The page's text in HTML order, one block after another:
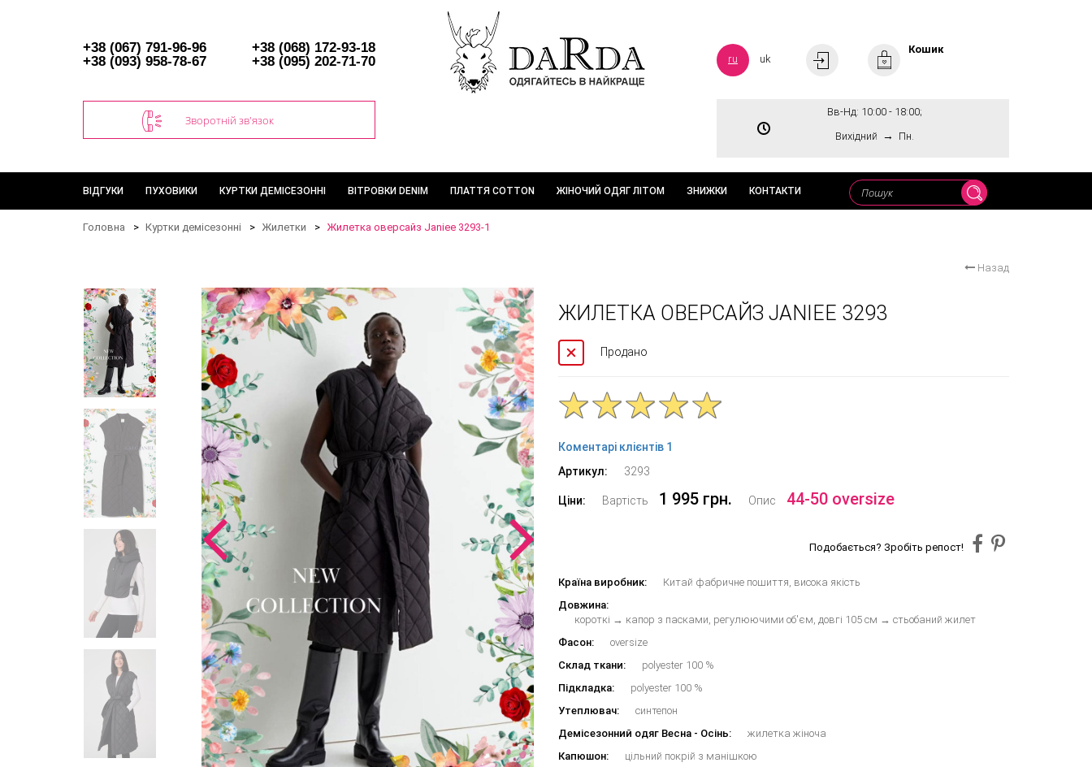
+38 (067) 791-96-96
+38 (068) 172-93-18
+38 (093) 958-78-67
+38 (095) 202-71-70
Зворотній зв'язок
ru uk
Кошик
Вв-Нд: 10:00 - 18:00;
Вихідний → Пн.
ВІДГУКИ ПУХОВИКИ КУРТКИ ДЕМІСЕЗОННІ ВІТРОВКИ DENIM ПЛАТТЯ COTTON ЖІНОЧИЙ ОДЯГ ЛІТОМ ЗНИЖКИ КОНТАКТИ
Головна Куртки демісезонні Жилетки Жилетка оверсайз Janiee 3293-1
Назад
ЖИЛЕТКА ОВЕРСАЙЗ JANIEE 3293
Продано
Коментарі клієнтів 1
Артикул:
3293
Ціни: Вартість 1 995 грн. Опис 44-50 oversize
Подобається? Зробіть репост!
Країна виробник:
Китай фабричне пошиття, висока якість
Довжина:
короткі → капор з пасками, регулюючими об'єм, довгі 105 см → стьобаний жилет
Фасон:
oversize
Склад ткани:
polyester 100 %
Підкладка:
polyester 100 %
Утеплювач:
синтепон
Демісезонний одяг Весна - Осінь:
жилетка жіноча
Капюшон:
цільний покрій з манішкою